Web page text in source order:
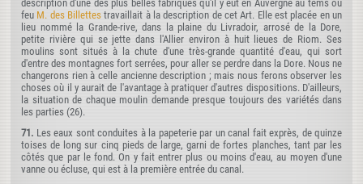
description d'une des plus belles fabriques qu'il y eût en Auvergne au tems où
feu M. des Billettes travaillait à la description de cet Art. Elle est placée en un
lieu nommé la Grande-rive, dans la plaine du Livradoir, arrosé de la Dore,
petite rivière qui se jette dans l'Allier environ à huit lieues de Riom. Ses
moulins sont situés à la chute d'une très-grande quantité d'eau, qui sort
d'entre des montagnes fort serrées, pour aller se perdre dans la Dore. Nous ne
changerons rien à celle ancienne description ; mais nous ferons observer les
choses où il y aurait de l'avantage à pratiquer d'autres dispositions. D'ailleurs,
la situation de chaque moulin demande presque toujours des variétés dans
les parties (26).
71. Les eaux sont conduites à la papeterie par un canal fait exprès, de quinze
toises de long sur cinq pieds de large, garni de fortes planches, tant par les
côtés que par le fond. On y fait entrer plus ou moins d'eau, au moyen d'une
vanne ou écluse, qui est à la première entrée du canal.